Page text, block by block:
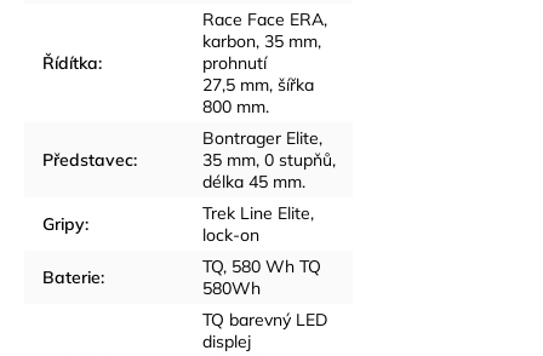
Řídítka:
Race Face ERA,
karbon, 35 mm,
prohnutí
27,5 mm, šířka
800 mm.
Představec:
Bontrager Elite,
35 mm, 0 stupňů,
délka 45 mm.
Gripy:
Trek Line Elite,
lock-on
Baterie:
TQ, 580 Wh TQ
580Wh
TQ barevný LED
displej